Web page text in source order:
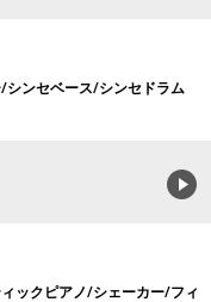
ンセベース/シンセドラム
ックピアノ/シェーカー/フィ